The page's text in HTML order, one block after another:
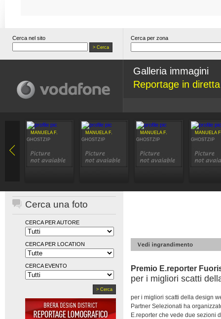
Cerca nel sito Cerca per zona
Galleria immagini
Reportage in
MANUELA F.
GHOSTZIP
MANUELA F.
GHOSTZIP
MANUELA F.
GHOSTZIP
MANUELA
GHOSTZIP
Cerca una foto
CERCA PER AUTORE
CERCA PER LOCATION
CERCA EVENTO Premio E.reporter
per i migliori scatti
per i migliori scatti della design
Partner Selezionati ha
E.reporter che vede due sezioni